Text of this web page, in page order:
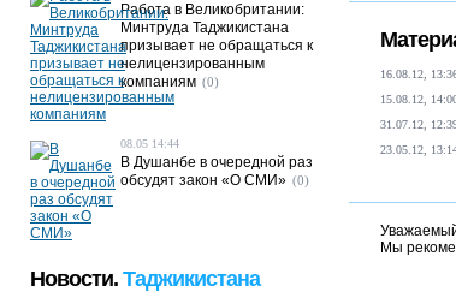
16.08.12,
15.08.12,
31.07.12,
23.05.12,
Мы
Работа в Великобритании:
Минтруда Таджикистана
призывает не обращаться к
нелицензированным
компаниям (0)
08.05 14:44
В Душанбе в очередной раз
обсудят закон «О СМИ» (0)
Новости. Таджикистана